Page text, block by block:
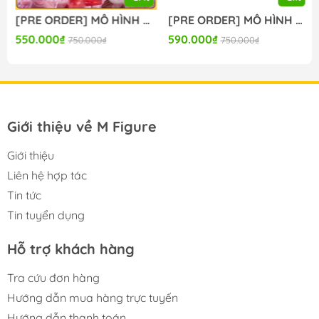
-----
[PRE ORDER] MÔ HÌNH Blue Archive - Ajitani Hifumi - XStellar - ～Happy Valentine!!～ (Sega Fave) FIGURE CHÍNH HÃNG
550.000₫ 750.000₫
[PRE ORDER] MÔ HÌNH Monogatari Series - Senjougahara Hitagi - Coreful Figure - School Uniform ver. (Taito) FIGURE CHÍNH HÃNG
590.000₫ 750.000₫
Giới thiệu về M Figure
Giới thiệu
Liên hệ hợp tác
Tin tức
Tin tuyển dụng
Hỗ trợ khách hàng
Tra cứu đơn hàng
Hướng dẫn mua hàng trực tuyến